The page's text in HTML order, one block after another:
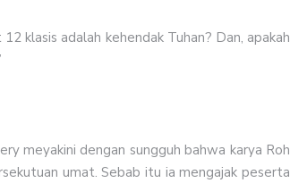
klasis adalah kehendak Tuhan? Dan, apakah
meyakini dengan sungguh bahwa karya Roh
umat. Sebab itu ia mengajak peserta